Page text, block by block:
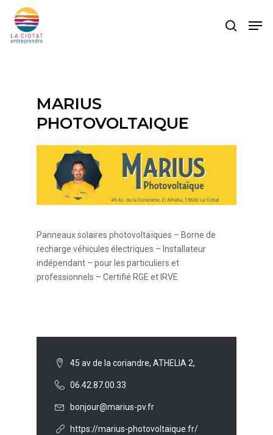
main
search
MARIUS
PHOTOVOLTAIQUE
Panneaux solaires photovoltaïques – Borne de
recharge véhicules électriques – Installateur
indépendant – pour les particuliers et
professionnels – Certifié RGE et IRVE
45 av de la coriandre, ATHELIA 2,
06.42.87.00.33
bonjour@marius-pv.fr
https://marius-photovoltaique.fr/